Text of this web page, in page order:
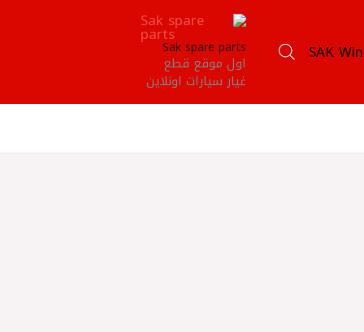
SAK
Sak spare parts
اول موقع قطع
غيار سيارات اونلاين